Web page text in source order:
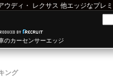
ウディ ・ レクサス 他エッジなプレ
のカーセンサーエッジ
ング